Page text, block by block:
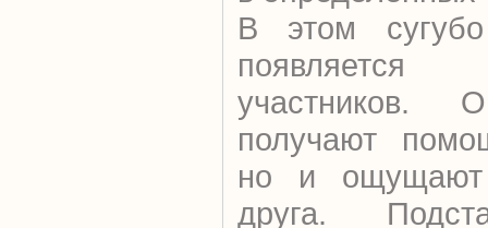
В этом
участников.
получают
но и ощущают
друга.